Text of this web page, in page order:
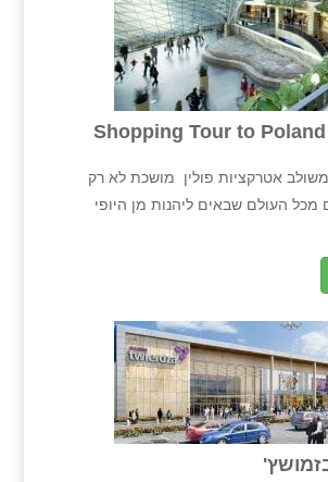
משולב אטרקציות פולין מושכת לא רק
מכל העולם שבאים ליהנות מן היופי